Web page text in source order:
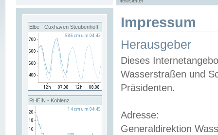
Elbe - Cuxhaven Steubenhöft
RHEIN - Koblenz
Impressum
Herausgeber
Dieses
Wasserstraßen und
Präsidenten.
Adresse:
Generaldirektion